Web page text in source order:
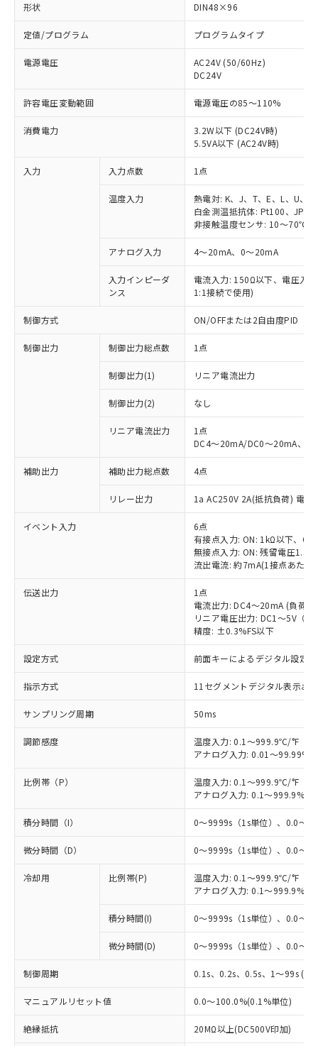
形状 DIN48×96
定値/プログラム プログラムタイプ
電源電圧
AC24V (50/60Hz)
DC24V
許容電圧変動範囲 電源電圧の85～110%
消費電力
3.2W以下 (DC24V時)
5.5VA以下 (AC24V時)
入力 入力点数 1点
温度入力
熱電対: K、J、T、E、L、U、
白金測温抵抗体: Pt100、
非接触温度センサ: 10～70℃
アナログ入力 4～20mA、0～20mA
入力インピーダ
ンス
電流入力: 150Ω以下、電圧入
1:1接続で使用)
制御方式 ON/OFFまたは2自由度PID（
制御出力 制御出力総点数 1点
制御出力(1) リニア電流出力
制御出力(2) なし
リニア電流出力
1点
DC4～20mA/DC0～20mA、
補助出力 補助出力総点数 4点
リレー出力 1a AC250V 2A(抵抗負荷) 電
イベント入力
6点
有接点入力: ON: 1kΩ以下、
無接点入力: ON: 残留電圧1.5V
流出電流: 約7mA(1接点あたり)
伝送出力
1点
電流出力: DC4～20mA (負荷:
リニア電圧出力: DC1～5V（
精度: ±0.3%FS以下
設定方式 前面キーによるデジタル設定
指示方式 11セグメントデジタル表示お
サンプリング周期 50ms
調節感度
温度入力: 0.1～999.9℃/°F（
アナログ入力: 0.01～
比例帯（P）
温度入力: 0.1～999.9℃/°F（
アナログ入力: 0.1～999.9%FS
積分時間（I） 0～9999s（1s単位）、0.0～
微分時間（D） 0～9999s（1s単位）、0.0～
冷却用 比例帯(P)
温度入力: 0.1～999.9℃/°F（
アナログ入力: 0.1～999.9%FS
積分時間(I) 0～9999s（1s単位）、0.0～
微分時間(D) 0～9999s（1s単位）、0.0～
制御周期 0.1s、0.2s、0.5s、1～99s (1s
マニュアルリセット値 0.0～100.0%(0.1%単位)
絶縁抵抗 20MΩ以上(DC500V印加)
ご利用条件
以下の条件をお読みいただき、同意のうえ
ご利用ください。
※1 対応状況
対応済み：EU RoHS指令（10物質）の
非含有に対応した製品が提供可能な商品で
対応予定：EU RoHS指令（10物質）の非含
有に対応した製品に切り替える予定のある
対応予定なし：EU RoHS指令（10物質）の
非含有に非対応の商品で、対応品を出す予
定はありません。